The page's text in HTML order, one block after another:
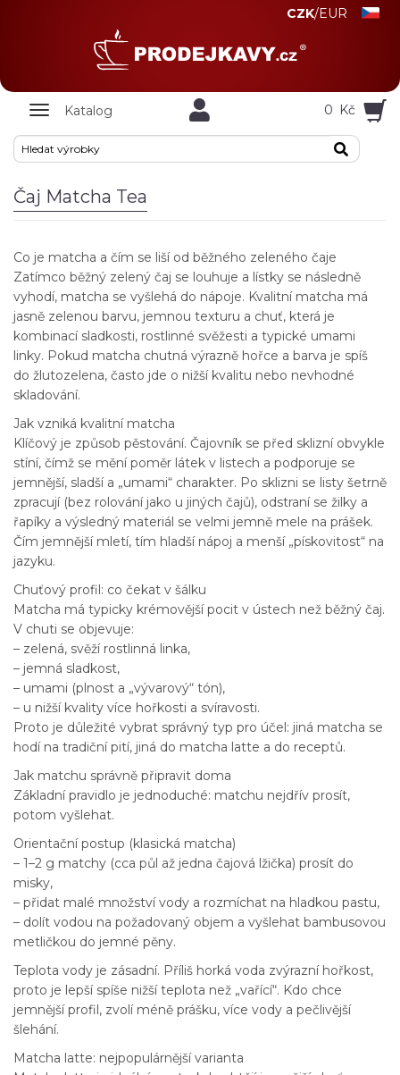
CZK/EUR
Zobrazit
Katalog 0 Kč
Čaj Matcha Tea
Co je matcha a čím se liší od běžného zeleného čaje
Zatímco běžný zelený čaj se louhuje a lístky se následně
vyhodí, matcha se vyšlehá do nápoje. Kvalitní matcha má
jasně zelenou barvu, jemnou texturu a chuť, která je
kombinací sladkosti, rostlinné svěžesti a typické umami
linky. Pokud matcha chutná výrazně hořce a barva je spíš
do žlutozelena, často jde o nižší kvalitu nebo nevhodné
skladování.
Jak vzniká kvalitní matcha
Klíčový je způsob pěstování. Čajovník se před sklizní obvykle
stíní, čímž se mění poměr látek v listech a podporuje se
jemnější, sladší a „umami“ charakter. Po sklizni se listy šetrně
zpracují (bez rolování jako u jiných čajů), odstraní se žilky a
řapíky a výsledný materiál se velmi jemně mele na prášek.
Čím jemnější mletí, tím hladší nápoj a menší „pískovitost“ na
jazyku.
Chuťový profil: co čekat v šálku
Matcha má typicky krémovější pocit v ústech než běžný čaj.
V chuti se objevuje:
– zelená, svěží rostlinná linka,
– jemná sladkost,
– umami (plnost a „vývarový“ tón),
– u nižší kvality více hořkosti a svíravosti.
Proto je důležité vybrat správný typ pro účel: jiná matcha se
hodí na tradiční pití, jiná do matcha latte a do receptů.
Jak matchu správně připravit doma
Základní pravidlo je jednoduché: matchu nejdřív prosít,
potom vyšlehat.
Orientační postup (klasická matcha)
– 1–2 g matchy (cca půl až jedna čajová lžička) prosít do
misky,
– přidat malé množství vody a rozmíchat na hladkou pastu,
– dolít vodou na požadovaný objem a vyšlehat bambusovou
metličkou do jemné pěny.
Teplota vody je zásadní. Příliš horká voda zvýrazní hořkost,
proto je lepší spíše nižší teplota než „vařící“. Kdo chce
jemnější profil, zvolí méně prášku, více vody a pečlivější
šlehání.
Matcha latte: nejpopulárnější varianta